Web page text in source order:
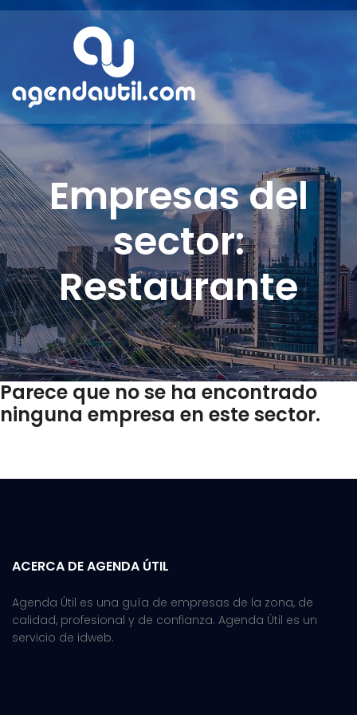
Empresas del
sector:
Restaurante
Parece que no se ha encontrado
ninguna empresa en este sector.
ACERCA DE AGENDA ÚTIL
Agenda Útil es una guía de empresas de la zona, de
calidad, profesional y de confianza. Agenda Útil es un
servicio de idweb.